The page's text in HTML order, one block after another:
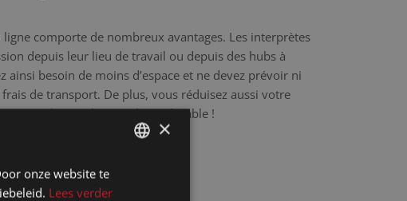
ligne comporte de nombreux avantages. Les interprètes
depuis leur lieu de travail ou depuis des hubs à
ainsi besoin de moins d’espace et ne devez prévoir ni
de transport. De plus, vous réduisez aussi votre
Un choix malin et durable !
par l’IA
×
onze website te
Lees verder